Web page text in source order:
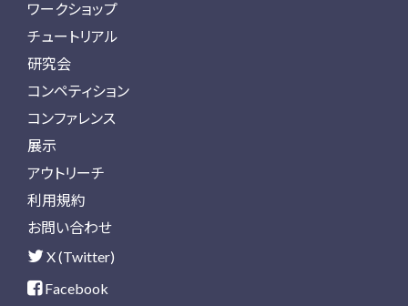
ワークショップ
チュートリアル
研究会
コンペティション
コンファレンス
展示
アウトリーチ
利用規約
お問い合わせ
X (Twitter)
Facebook